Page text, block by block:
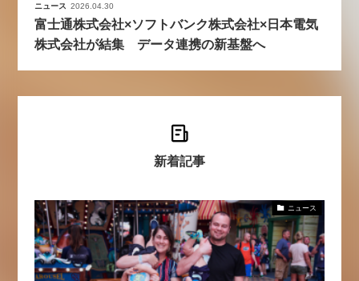
ニュース 2026.04.30
富士通株式会社×ソフトバンク株式会社×日本電気
株式会社が結集 データ連携の新基盤へ
新着記事
ニュース